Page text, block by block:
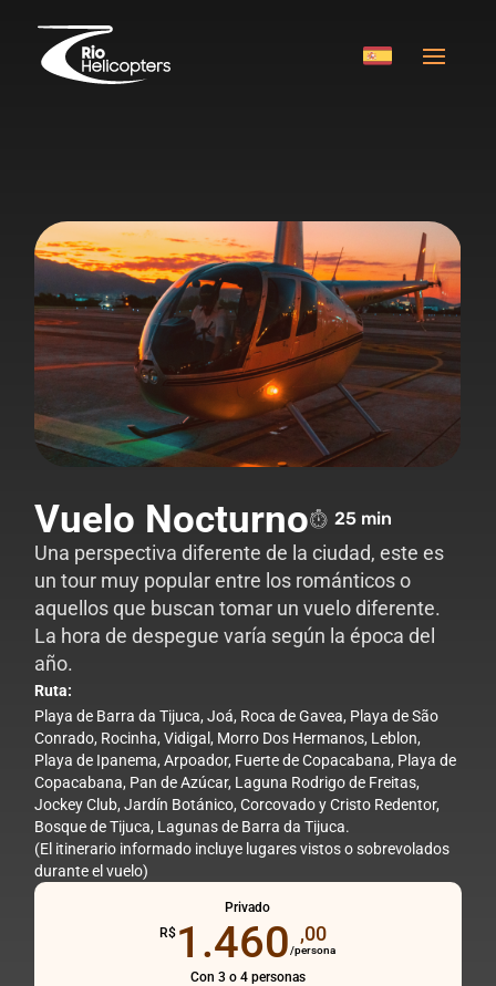
Vuelo Nocturno 25 min
Una perspectiva diferente de la ciudad, este es
un tour muy popular entre los románticos o
aquellos que buscan tomar un vuelo diferente.
La hora de despegue varía según la época del
año.
Ruta:
Playa de Barra da Tijuca, Joá, Roca de Gavea, Playa de São
Conrado, Rocinha, Vidigal, Morro Dos Hermanos, Leblon,
Playa de Ipanema, Arpoador, Fuerte de Copacabana, Playa de
Copacabana, Pan de Azúcar, Laguna Rodrigo de Freitas,
Jockey Club, Jardín Botánico, Corcovado y Cristo Redentor,
Bosque de Tijuca, Lagunas de Barra da Tijuca.
(El itinerario informado incluye lugares vistos o sobrevolados
durante el vuelo)
Privado
R$ 1.460 ,00
/persona
Con 3 o 4 personas